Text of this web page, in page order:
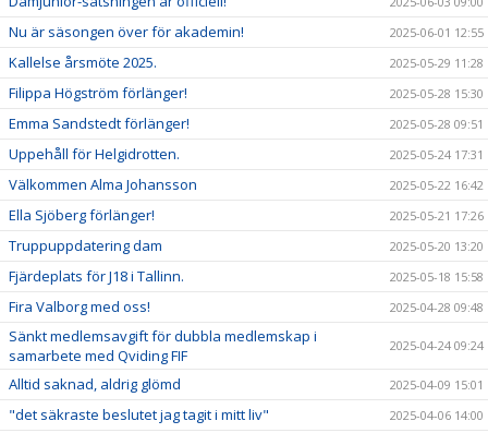
Nu är säsongen över för akademin! 2025-06-01 12:55
Kallelse årsmöte 2025. 2025-05-29 11:28
Filippa Högström förlänger! 2025-05-28 15:30
Emma Sandstedt förlänger! 2025-05-28 09:51
Uppehåll för Helgidrotten. 2025-05-24 17:31
Välkommen Alma Johansson 2025-05-22 16:42
Ella Sjöberg förlänger! 2025-05-21 17:26
Truppuppdatering dam 2025-05-20 13:20
Fjärdeplats för J18 i Tallinn. 2025-05-18 15:58
Fira Valborg med oss! 2025-04-28 09:48
Sänkt medlemsavgift för dubbla medlemskap i
samarbete med Qviding FIF
2025-04-24 09:24
Alltid saknad, aldrig glömd 2025-04-09 15:01
"det säkraste beslutet jag tagit i mitt liv" 2025-04-06 14:00